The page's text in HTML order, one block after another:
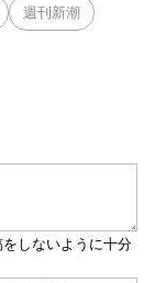
週刊新潮